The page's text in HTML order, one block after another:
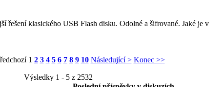
řešení klasického USB Flash disku. Odolné a šifrované. Jaké je v
1 2 3 4 5 6 7 8 9 10 Následující > Konec >>
Výsledky 1 - 5 z 2532